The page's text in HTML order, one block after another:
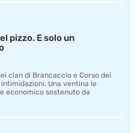
pizzo. E solo un
clan di Brancaccio e Corso dei
Una ventina le
economico sostenuto da